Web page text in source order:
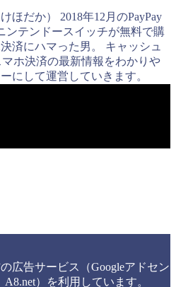
ほだか） 2018年12月のPayPay
ンテンドースイッチが無料で購
済にハマった男。 キャッシュ
ホ決済の最新情報をわかりや
にして運営していきます。
広告サービス（Googleアドセン
）を利用しています。